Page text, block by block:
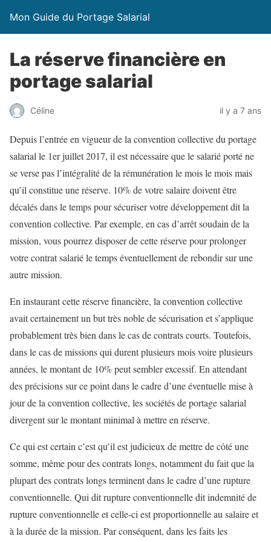
Mon Guide du Portage Salarial
La réserve financière en
portage salarial
Céline il y a 7 ans
Depuis l’entrée en vigueur de la convention collective du portage
salarial le 1er juillet 2017, il est nécessaire que le salarié porté ne
se verse pas l’intégralité de la rémunération le mois le mois mais
qu’il constitue une réserve. 10% de votre salaire doivent être
décalés dans le temps pour sécuriser votre développement dit la
convention collective. Par exemple, en cas d’arrêt soudain de la
mission, vous pourrez disposer de cette réserve pour prolonger
votre contrat salarié le temps éventuellement de rebondir sur une
autre mission.
En instaurant cette réserve financière, la convention collective
avait certainement un but très noble de sécurisation et s’applique
probablement très bien dans le cas de contrats courts. Toutefois,
dans le cas de missions qui durent plusieurs mois voire plusieurs
années, le montant de 10% peut sembler excessif. En attendant
des précisions sur ce point dans le cadre d’une éventuelle mise à
jour de la convention collective, les sociétés de portage salarial
divergent sur le montant minimal à mettre en réserve.
Ce qui est certain c’est qu’il est judicieux de mettre de côté une
somme, même pour des contrats longs, notamment du fait que la
plupart des contrats longs terminent dans le cadre d’une rupture
conventionnelle. Qui dit rupture conventionnelle dit indemnité de
rupture conventionnelle et celle-ci est proportionnelle au salaire et
à la durée de la mission. Par conséquent, dans les faits les